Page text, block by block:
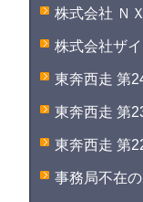
株式会社 ＮＸ
株式会社ザ
東奔西走 第
東奔西走 第
東奔西走 第
事務局不在